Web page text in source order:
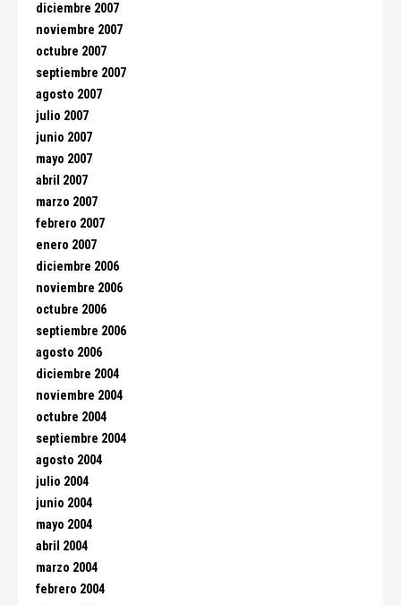
diciembre 2007
noviembre 2007
octubre 2007
septiembre 2007
agosto 2007
julio 2007
junio 2007
mayo 2007
abril 2007
marzo 2007
febrero 2007
enero 2007
diciembre 2006
noviembre 2006
octubre 2006
septiembre 2006
agosto 2006
diciembre 2004
noviembre 2004
octubre 2004
septiembre 2004
agosto 2004
julio 2004
junio 2004
mayo 2004
abril 2004
marzo 2004
febrero 2004